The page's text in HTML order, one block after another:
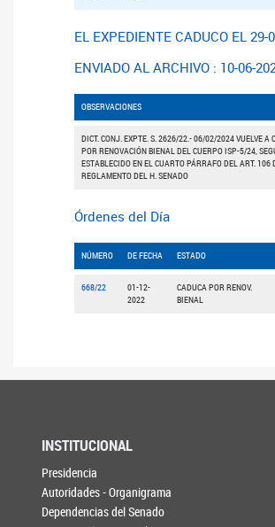
EL EXPEDIENTE CADUCO EL 29-
ENVIADO AL ARCHIVO : 10-06-
OBSERVACIONES
DICT. CONJ. EXPTE. S. 2626/22.- 06/02/2024 VUELVE A
POR RENOVACIÓN BIENAL DEL CUERPO ISP-5/24,
ESTABLECIDO EN EL CUARTO PÁRRAFO DEL ART. 106
REGLAMENTO DEL H. SENADO
Órdenes del Día
NÚMERO DE FECHA ESTADO
668/22
01-12-
2022
CADUCA POR RENOV.
BIENAL
INSTITUCIONAL
Presidencia
Autoridades - Organigrama
Dependencias del Senado